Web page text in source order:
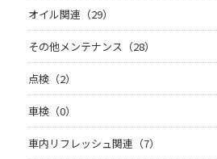
オイル関連（29）
その他メンテナンス（28）
点検（2）
車検（0）
車内リフレッシュ関連（7）